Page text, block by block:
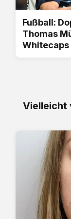
Fußball:
Thomas
Whitecaps
Vielleicht